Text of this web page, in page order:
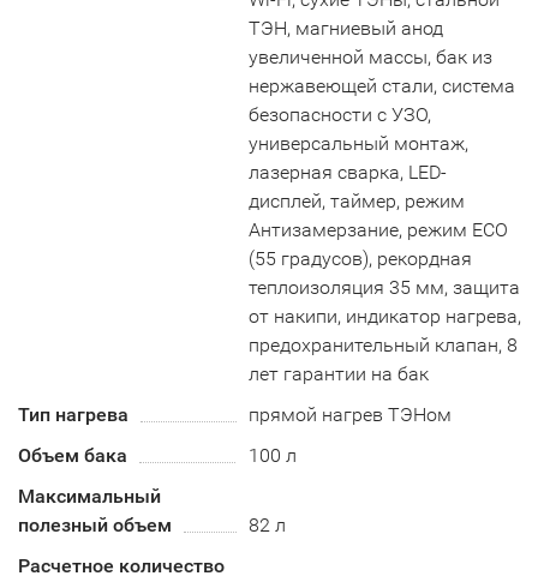
ТЭН, магниевый анод
увеличенной массы, бак из
нержавеющей стали, система
безопасности c УЗО,
универсальный монтаж,
лазерная сварка, LED-
дисплей, таймер, режим
Антизамерзание, режим ECO
(55 градусов), рекордная
теплоизоляция 35 мм, защита
от накипи, индикатор нагрева,
предохранительный клапан, 8
лет гарантии на бак
Тип нагрева
прямой нагрев ТЭНом
Объем бака
100 л
Максимальный
полезный объем
82 л
Расчетное количество